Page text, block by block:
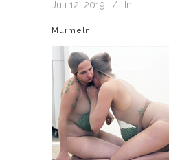
Juli 12, 2019 In
Murmeln